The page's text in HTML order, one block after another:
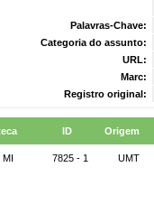
Palavras-Chave:
Categoria do assunto:
URL:
Marc:
Registro original:
ID Origem
MI 7825 - 1 UMT